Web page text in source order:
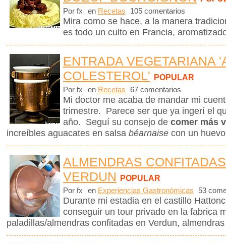
Por fx en Recetas 105 comentarios
Mira como se hace, a la manera
es todo un culto en Francia,
ENTRADA VEGETARIANA
COLESTEROL' POPULAR
Por fx en Recetas 67 comentarios
Mi doctor me acaba de mandar mi
trimestre. Parece ser que ya ingerí el
año. Seguí su consejo de comer más
increíbles aguacates en salsa béarnaise con un
ALMENDRAS
VERDUN POPULAR
Por fx en Experiencias Gastronómicas 53
Durante mi estadia en el castillo
conseguir un tour privado en la fabrica
paladillas/almendras confitadas en Verdun,